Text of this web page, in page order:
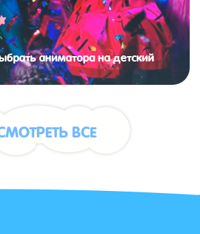
аниматора на детский
ВСЕ